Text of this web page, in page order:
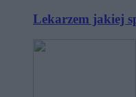
Lekarzem jakiej